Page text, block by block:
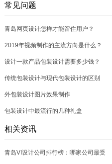
常见问题
青岛网页设计怎样才能留住用户？
2019年视频制作的主流方向是什么？
设计一款产品包装设计需要多少钱？
传统包装设计与现代包装设计的区别
外包装设计图片效果制作
包装设计中最流行的几种礼盒
相关资讯
青岛VI设计公司排行榜：哪家公司最受